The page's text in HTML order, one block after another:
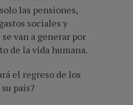
las pensiones,
sociales y
van a generar por
de la vida humana.
el regreso de los
país?